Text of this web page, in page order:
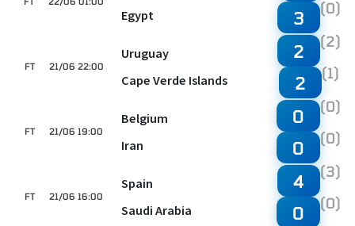
Egypt
3 (0)
21/06 22:00
FT
Uruguay
Cape Verde Islands
2 (2)
2 (1)
21/06 19:00
FT
Belgium
Iran
0 (0)
0 (0)
21/06 16:00
FT
Spain
Saudi Arabia
4 (3)
0 (0)